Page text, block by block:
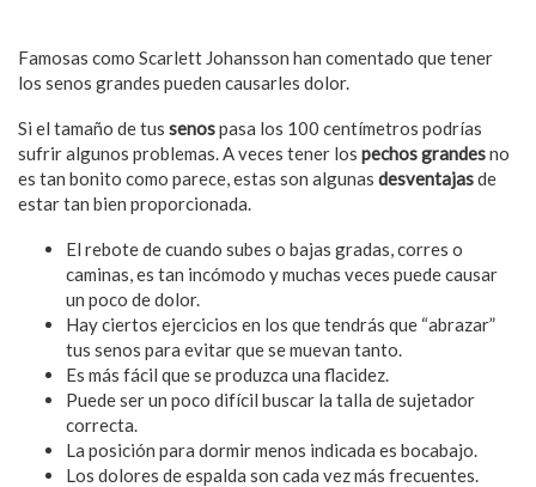
Famosas como Scarlett Johansson han comentado que tener
los senos grandes pueden causarles dolor.
Si el tamaño de tus senospasa los 100 centímetros podrías
sufrir algunos problemas. A veces tener los pechos grandesno
es tan bonito como parece, estas son algunas desventajasde
estar tan bien proporcionada.
El rebote de cuando subes o bajas gradas, corres o
caminas, es tan incómodo y muchas veces puede causar
un poco de dolor.
Hay ciertos ejercicios en los que tendrás que “abrazar”
tus senos para evitar que se muevan tanto.
Es más fácil que se produzca una flacidez.
Puede ser un poco difícil buscar la talla de sujetador
correcta.
La posición para dormir menos indicada es bocabajo.
Los dolores de espalda son cada vez más frecuentes.